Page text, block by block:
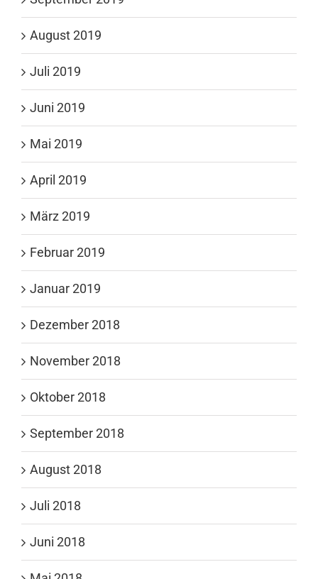
August 2019
Juli 2019
Juni 2019
Mai 2019
April 2019
März 2019
Februar 2019
Januar 2019
Dezember 2018
November 2018
Oktober 2018
September 2018
August 2018
Juli 2018
Juni 2018